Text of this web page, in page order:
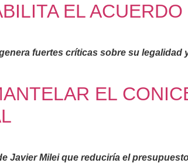
EL
fuertes críticas sobre su
EL
Javier Milei que reduciría el